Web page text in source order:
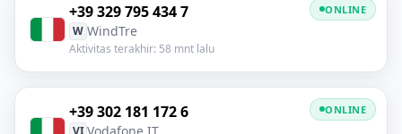
+39 329 795 434 7
W WindTre
Aktivitas terakhir: 58 mnt lalu
ONLINE
+39 302 181 172 6
VI Vodafone IT
ONLINE